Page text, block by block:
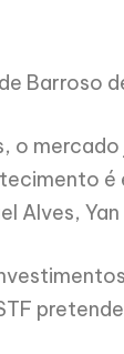
Barroso
o
é
Alves,